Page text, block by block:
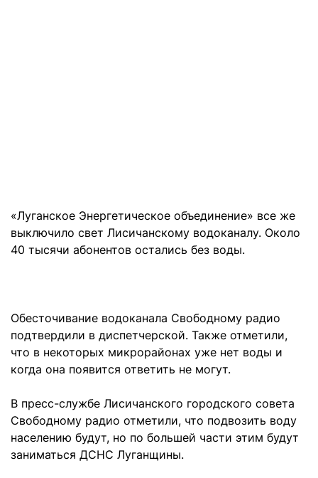
«Луганское Энергетическое объединение» все же
выключило свет Лисичанскому водоканалу. Около
40 тысячи абонентов остались без воды.
Обесточивание водоканала Свободному радио
подтвердили в диспетчерской. Также отметили,
что в некоторых микрорайонах уже нет воды и
когда она появится ответить не могут.
В пресс-службе Лисичанского городского совета
Свободному радио отметили, что подвозить воду
населению будут, но по большей части этим будут
заниматься ДСНС Луганщины.